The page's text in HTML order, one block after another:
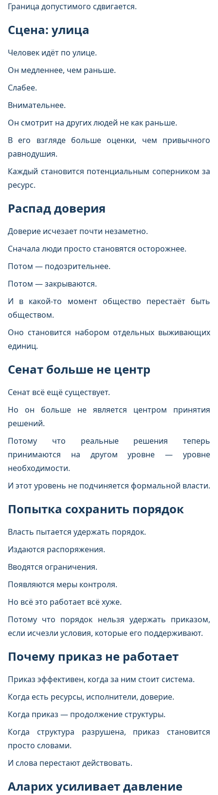
Граница допустимого сдвигается.
Сцена: улица
Человек идёт по улице.
Он медленнее, чем раньше.
Слабее.
Внимательнее.
Он смотрит на других людей не как раньше.
В его взгляде больше оценки, чем привычного
равнодушия.
Каждый становится потенциальным соперником за
ресурс.
Распад доверия
Доверие исчезает почти незаметно.
Сначала люди просто становятся осторожнее.
Потом — подозрительнее.
Потом — закрываются.
И в какой-то момент общество перестаёт быть
обществом.
Оно становится набором отдельных выживающих
единиц.
Сенат больше не центр
Сенат всё ещё существует.
Но он больше не является центром принятия
решений.
Потому что реальные решения теперь
принимаются на другом уровне — уровне
необходимости.
И этот уровень не подчиняется формальной власти.
Попытка сохранить порядок
Власть пытается удержать порядок.
Издаются распоряжения.
Вводятся ограничения.
Появляются меры контроля.
Но всё это работает всё хуже.
Потому что порядок нельзя удержать приказом,
если исчезли условия, которые его поддерживают.
Почему приказ не работает
Приказ эффективен, когда за ним стоит система.
Когда есть ресурсы, исполнители, доверие.
Когда приказ — продолжение структуры.
Когда структура разрушена, приказ становится
просто словами.
И слова перестают действовать.
Аларих усиливает давление